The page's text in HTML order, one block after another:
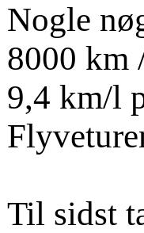
Nogle
8000 km
9,4 km/l
Til sidst